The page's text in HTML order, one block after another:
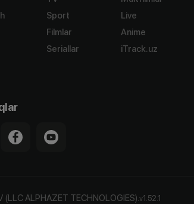
Sport
Filmlar
Seriallar
Live
Anime
iTrack.uz
(LLC ALPHAZET TECHNOLOGIES).v1.52.1